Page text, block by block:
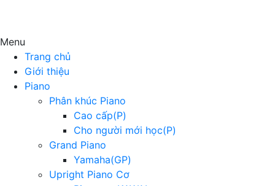
Menu
Trang chủ
Giới thiệu
Piano
Phân khúc Piano
Cao cấp(P)
Cho người mới học(P)
Grand Piano
Yamaha(GP)
Upright Piano Cơ